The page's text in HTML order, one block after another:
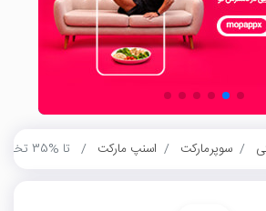
سوپرمارکت اسنپ مارکت تا %35 تخفیف هایپر استار اسنپ مارکت ویژه نوشیدنی‌های گرم